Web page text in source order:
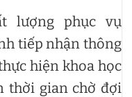
lượng phục vụ
tiếp nhận thông
hiện khoa học
thời gian chờ đợi